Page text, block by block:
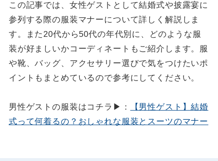
この記事では、女性ゲストとして結婚式や披露宴に
参列する際の服装マナーについて詳しく解説しま
す。また20代から50代の年代別に、どのような服
装が好ましいかコーディネートもご紹介します。服
や靴、バッグ、アクセサリー選びで気をつけたいポ
イントもまとめているので参考にしてください。
男性ゲストの服装はコチラ▶：
【男性ゲスト】結婚
式って何着るの？おしゃれな服装とスーツのマナー